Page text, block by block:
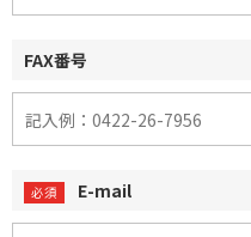
FAX番号
E-mail